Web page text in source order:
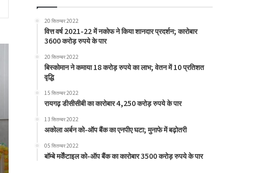
20 सितम्बर 2022
वित्त वर्ष 2021-22 में नकोफ ने किया शानदार प्रदर्शन; कारोबार
3600 करोड़ रुपये के पार
20 सितम्बर 2022
बिस्कोमान ने कमाया 18 करोड़ रुपये का लाभ; वेतन में 10 प्रतिशत
वृद्धि
15 सितम्बर 2022
रायगढ़ डीसीसीबी का कारोबार 4,250 करोड़ रुपये के पार
13 सितम्बर 2022
अकोला अर्बन को-ऑप बैंक का एनपीए घटा; मुनाफे में बढ़ोतरी
05 सितम्बर 2022
बॉम्बे मर्केंटाइल को-ऑप बैंक का कारोबार 3500 करोड़ रुपये के पार